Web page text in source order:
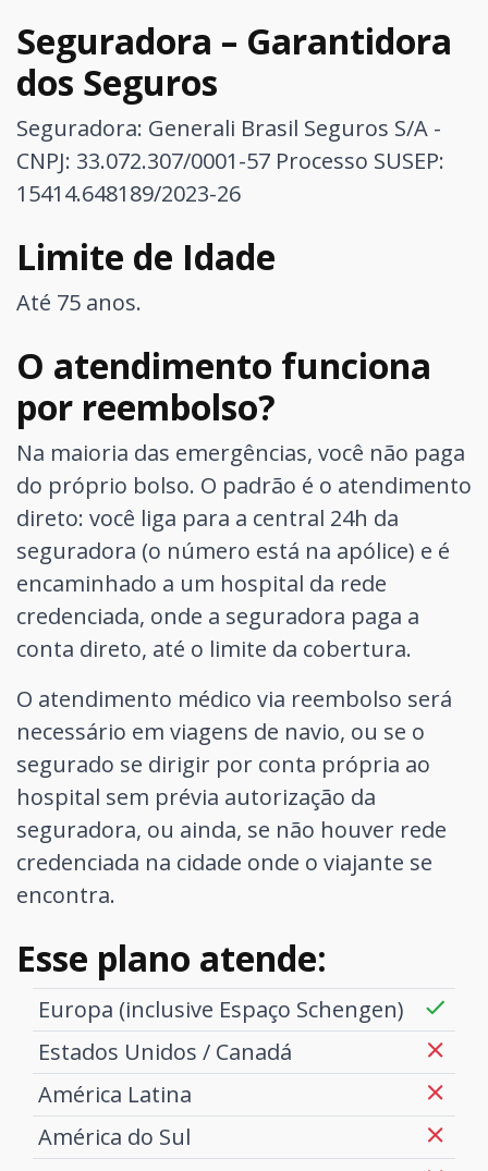
Seguradora – Garantidora
dos Seguros
Seguradora: Generali Brasil Seguros S/A -
CNPJ: 33.072.307/0001-57 Processo SUSEP:
15414.648189/2023-26
Limite de Idade
Até 75 anos.
O atendimento funciona
por reembolso?
Na maioria das emergências, você não paga
do próprio bolso. O padrão é o atendimento
direto: você liga para a central 24h da
seguradora (o número está na apólice) e é
encaminhado a um hospital da rede
credenciada, onde a seguradora paga a
conta direto, até o limite da cobertura.
O atendimento médico via reembolso será
necessário em viagens de navio, ou se o
segurado se dirigir por conta própria ao
hospital sem prévia autorização da
seguradora, ou ainda, se não houver rede
credenciada na cidade onde o viajante se
encontra.
Esse plano atende:
Europa (inclusive Espaço Schengen)
Estados Unidos / Canadá
América Latina
América do Sul